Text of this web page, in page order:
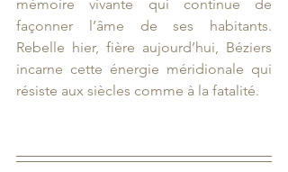
mémoire vivante qui continue de
façonner l’âme de ses habitants.
Rebelle hier, fière aujourd’hui, Béziers
incarne cette énergie méridionale qui
résiste aux siècles comme à la fatalité.